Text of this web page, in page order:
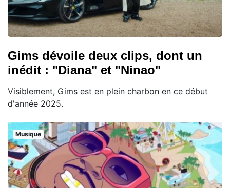
Gims dévoile deux clips, dont un
inédit : "Diana" et "Ninao"
Visiblement, Gims est en plein charbon en ce début
d'année 2025.
Musique